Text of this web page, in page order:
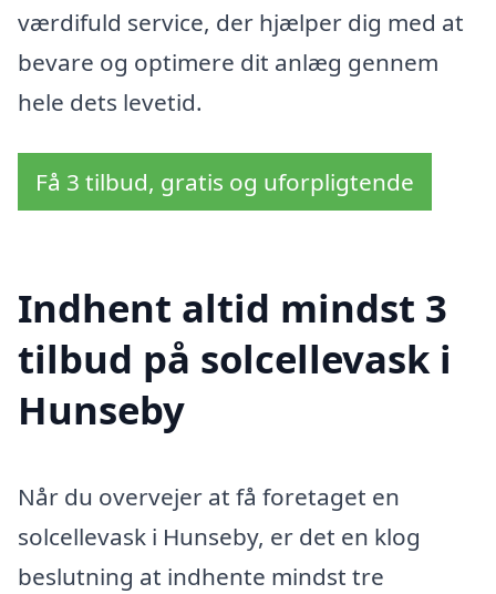
værdifuld service, der hjælper dig med at
bevare og optimere dit anlæg gennem
hele dets levetid.
Få 3 tilbud, gratis og uforpligtende
Indhent altid mindst 3
tilbud på solcellevask i
Hunseby
Når du overvejer at få foretaget en
solcellevask i Hunseby, er det en klog
beslutning at indhente mindst tre